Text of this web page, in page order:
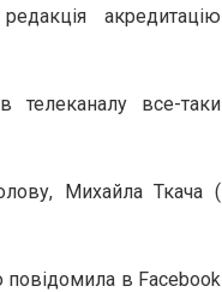
акредитацію
телеканалу все-таки
Михайла Ткача (
повідомила в Facebook